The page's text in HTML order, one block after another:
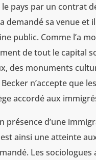
pays par un contrat
demandé sa venue et
public. Comme l’a
de tout le capital
des monuments
Becker n’accepte
accordé aux
présence d’une
ainsi une atteinte
Les